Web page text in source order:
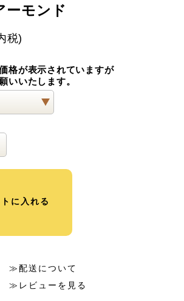
ーモンド
税)
格が表示されていますが
いいたします。
に入れる
≫配送について
≫レビューを見る